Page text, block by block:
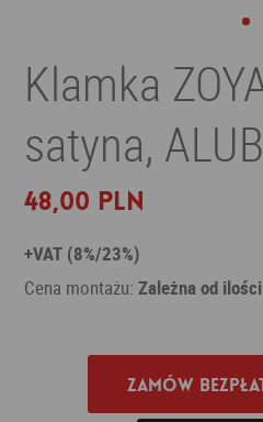
Klamka
satyna,
48,00 PLN
+VAT (8%/23%)
Cena montażu:Zależna od
Zamów